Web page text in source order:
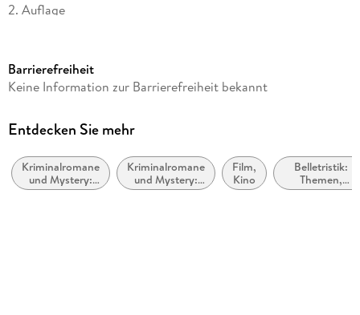
2. Auflage
Reihe
Autor/Autorin
Verlag/Hersteller
FISCHER Scherz
Barrierefreiheit
Keine Information zur Barrierefreiheit bekannt
Entdecken Sie mehr
Kriminalromane
und Mystery:
Polizeiarbeit &
Kriminalromane
und Mystery:
Cosy Mystery
Film,
Kino
Belletristik:
Themen,
Stoffe, Motive: